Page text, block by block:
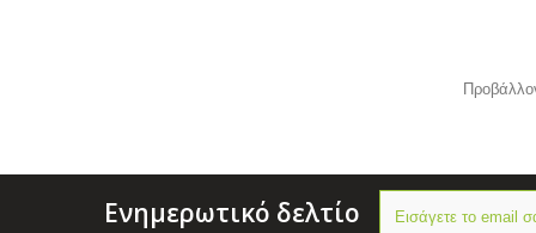
Ενημερωτικό δελτίο